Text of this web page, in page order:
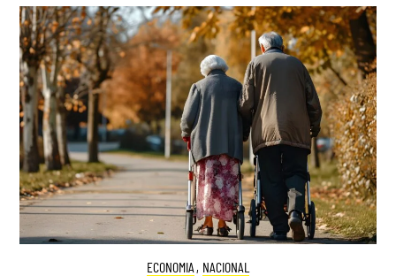
ECONOMIA , NACIONAL